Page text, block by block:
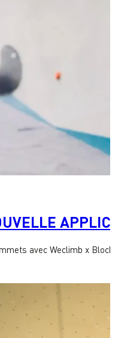
avec Weclimb x